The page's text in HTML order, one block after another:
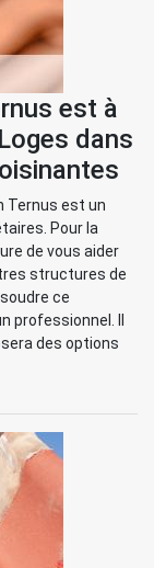
est à
dans
Ternus est un
Pour la
de vous aider
structures de
ce
professionnel. Il
des options